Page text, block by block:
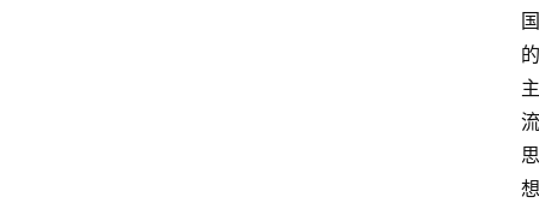
国
的
主
流
思
想